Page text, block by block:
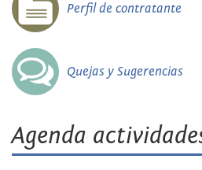
Perfil de contratante
Quejas y Sugerencias
Agenda